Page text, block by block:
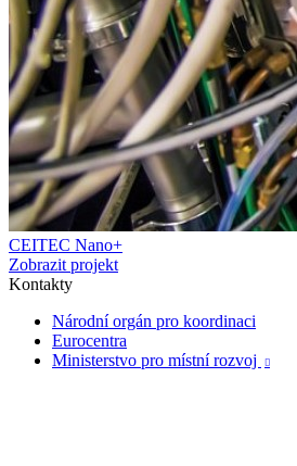
CEITEC Nano+
Zobrazit projekt
Kontakty
Národní orgán pro koordinaci
Eurocentra
Ministerstvo pro místní rozvoj
